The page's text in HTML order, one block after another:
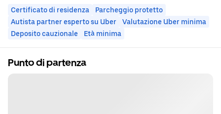
Certificato di residenza
Parcheggio protetto
Autista partner esperto su Uber
Valutazione Uber minima
Deposito cauzionale
Età minima
Punto di partenza